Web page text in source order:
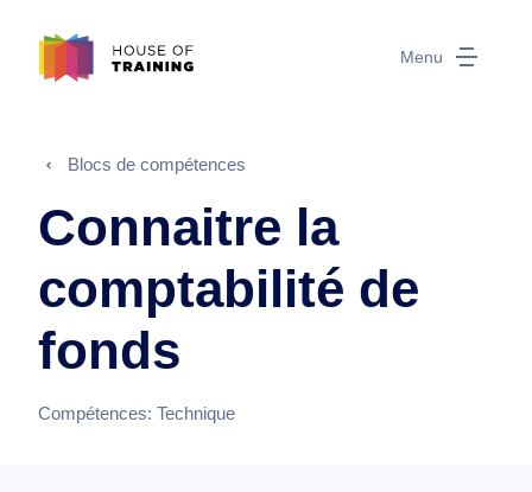
Menu
Blocs de compétences
Connaitre la
comptabilité de
fonds
Compétences: Technique